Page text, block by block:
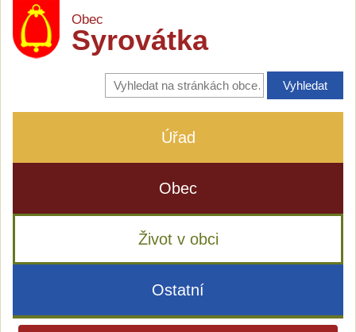
Obec
Syrovátka
Vyhledávání
na
stránkách
Úřad
Obec
Život v obci
Ostatní